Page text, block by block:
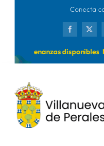
Conecta
ordenanzas disponibles